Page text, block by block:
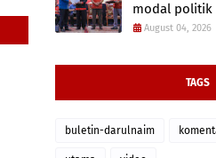
modal politik
August 04, 2026
TAGS
buletin-darulnaim